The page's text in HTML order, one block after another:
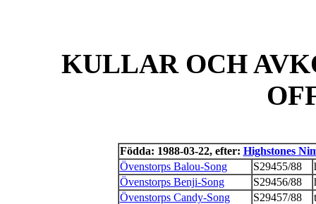
KULLAR OCH
Födda: 1988-03-22, efter: Highstones
Övenstorps Balou-Song
S29455/88
Övenstorps Benji-Song
S29456/88
Övenstorps Candy-Song
S29457/88